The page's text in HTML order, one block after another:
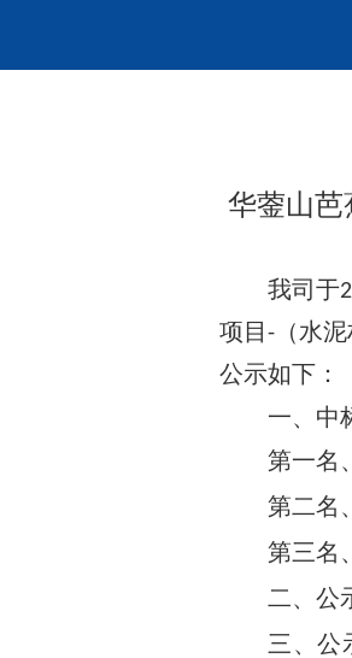
华蓥山芭
我司于
项目- （水
公示如下：
一、 中
第一名
第二名
第三名
二、公
三、公